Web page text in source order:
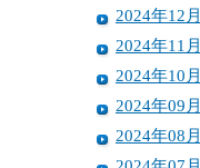
2024年12月
2024年11月
2024年10月
2024年09月
2024年08月